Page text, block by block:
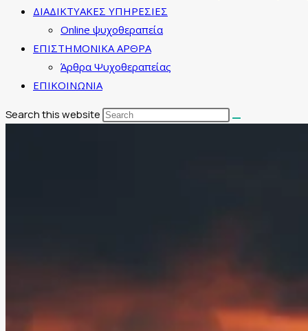
ΔΙΑΔΙΚΤΥΑΚΕΣ ΥΠΗΡΕΣΙΕΣ
Online ψυχοθεραπεία
ΕΠΙΣΤΗΜΟΝΙΚΑ ΑΡΘΡΑ
Άρθρα Ψυχοθεραπείας
ΕΠΙΚΟΙΝΩΝΙΑ
Search this website